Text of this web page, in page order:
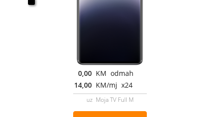
0,00 KM odmah
14,00 KM/mj x24
uz Moja TV Full M